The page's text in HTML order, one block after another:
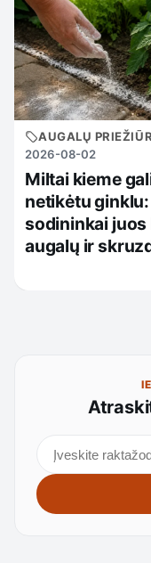
AUGALŲ
2026-08-02
Miltai kieme
netikėtu
sodininkai juos
augalų ir